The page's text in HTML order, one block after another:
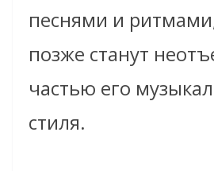
песнями и
позже станут
частью его
стиля.